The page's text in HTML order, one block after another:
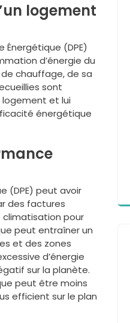
logement
(DPE)
d’énergie du
chauffage, de sa
sont
et lui
énergétique
(DPE) peut avoir
des factures
pour
peut entraîner un
et des zones
d’énergie
sur la planète.
peut être moins
efficient sur le plan